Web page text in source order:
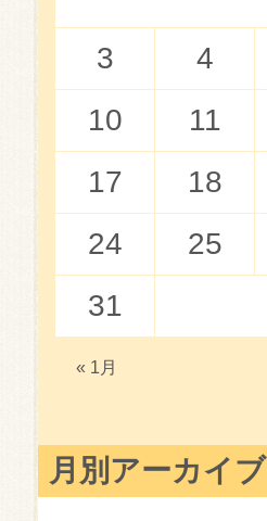
3 4
10
11
17
18
24
25
31
« 1月
月別アーカイブ